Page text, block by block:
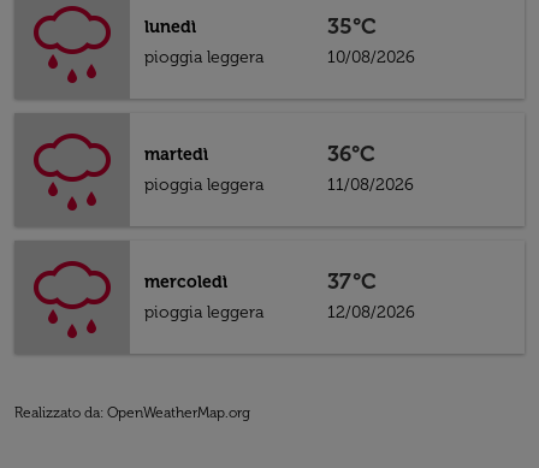
lunedì
pioggia leggera
35°C
10/08/2026
martedì
pioggia leggera
36°C
11/08/2026
mercoledì
pioggia leggera
37°C
12/08/2026
Realizzato da: OpenWeatherMap.org